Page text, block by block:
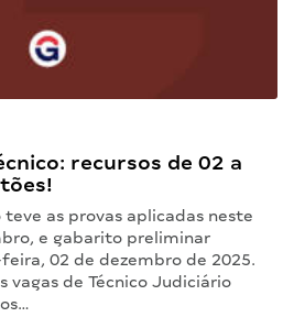
recursos de 02 a
teve as provas aplicadas neste
e gabarito preliminar
02 de dezembro de 2025.
vagas de Técnico Judiciário